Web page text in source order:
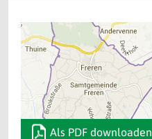
Als PDF downloaden